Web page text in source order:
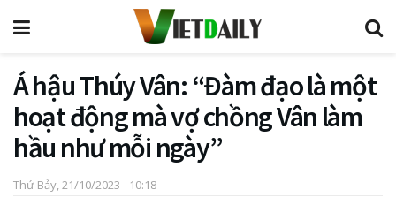
Á hậu Thúy Vân: “Đàm đạo là một
hoạt động mà vợ chồng Vân làm
hầu như mỗi ngày”
Thứ Bảy, 21/10/2023 - 10:18